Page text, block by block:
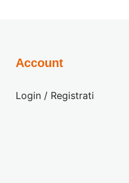
Account
Login / Registrati